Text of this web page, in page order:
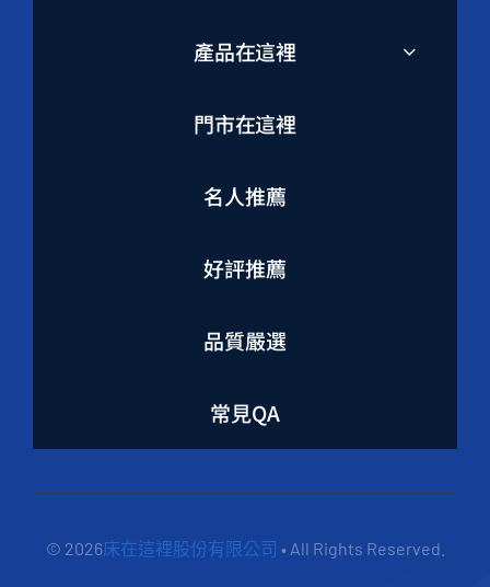
產品在這裡
門市在這裡
名人推薦
好評推薦
品質嚴選
常見QA
© 2026床在這裡股份有限公司 • All Rights Reserved.